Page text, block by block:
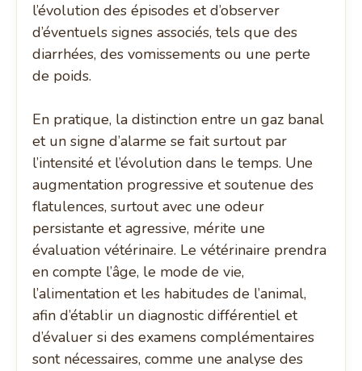
l’évolution des épisodes et d’observer
d’éventuels signes associés, tels que des
diarrhées, des vomissements ou une perte
de poids.
En pratique, la distinction entre un gaz banal
et un signe d’alarme se fait surtout par
l’intensité et l’évolution dans le temps. Une
augmentation progressive et soutenue des
flatulences, surtout avec une odeur
persistante et agressive, mérite une
évaluation vétérinaire. Le vétérinaire prendra
en compte l’âge, le mode de vie,
l’alimentation et les habitudes de l’animal,
afin d’établir un diagnostic différentiel et
d’évaluer si des examens complémentaires
sont nécessaires, comme une analyse des